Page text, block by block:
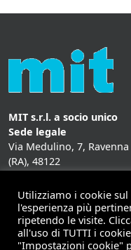
MIT s.r.l. a socio unico
Sede legale
Via Medulino, 7, Ravenna
(RA), 48122
INFORMATIVE
Privacy Policy
Cookie Policy
Utilizziamo i cookie
l'esperienza più
ripetendo le visite.
all'uso di TUTTI i
"Impostazioni cookie"